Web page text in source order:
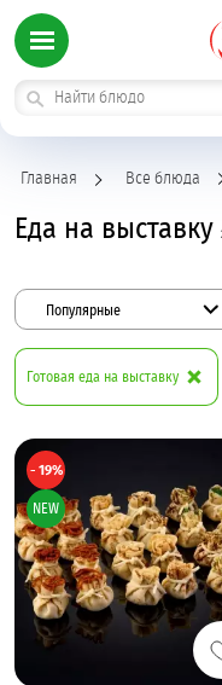
Главная Все блюда
Еда на выставку
Готовая еда на выставку
Популярные
- 19%
NEW